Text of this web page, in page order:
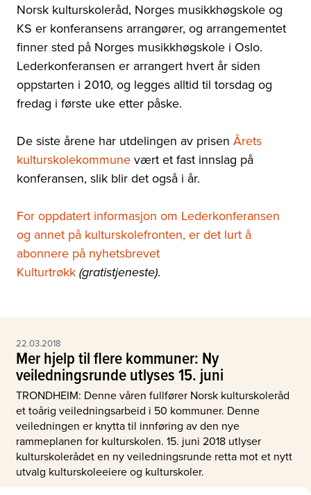
Norsk kulturskoleråd, Norges musikkhøgskole og
KS er konferansens arrangører, og arrangementet
finner sted på Norges musikkhøgskole i Oslo.
Lederkonferansen er arrangert hvert år siden
oppstarten i 2010, og legges alltid til torsdag og
fredag i første uke etter påske.
De siste årene har utdelingen av prisen Årets
kulturskolekommune vært et fast innslag på
konferansen, slik blir det også i år.
For oppdatert informasjon om Lederkonferansen
og annet på kulturskolefronten, er det lurt å
abonnere på nyhetsbrevet
Kulturtrøkk (gratistjeneste).
22.03.2018
Mer hjelp til flere kommuner: Ny
veiledningsrunde utlyses 15. juni
TRONDHEIM: Denne våren fullfører Norsk kulturskoleråd
et toårig veiledningsarbeid i 50 kommuner. Denne
veiledningen er knytta til innføring av den nye
rammeplanen for kulturskolen. 15. juni 2018 utlyser
kulturskolerådet en ny veiledningsrunde retta mot et nytt
utvalg kulturskoleeiere og kulturskoler.